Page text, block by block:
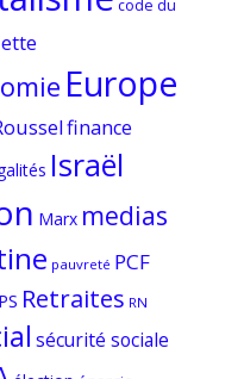
code du
Europe
finance
Israël
Marx medias
pauvreté PCF
PS Retraites RN
sécurité sociale